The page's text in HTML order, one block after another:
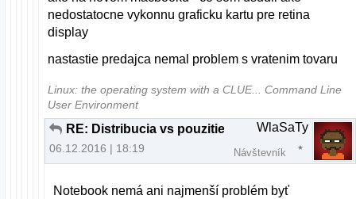
nedostatocne vykonnu graficku kartu pre retina
display
nastastie predajca nemal problem s vratenim tovaru
Linux: the operating system with a CLUE... Command Line
User Environment
RE: Distribucia vs pouzitie
06.12.2016 | 18:19
WlaSaTy
Návštevník
Notebook nemá ani najmenší problém byť